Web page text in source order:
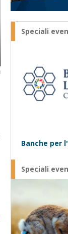
Speciali
Banche per
Speciali